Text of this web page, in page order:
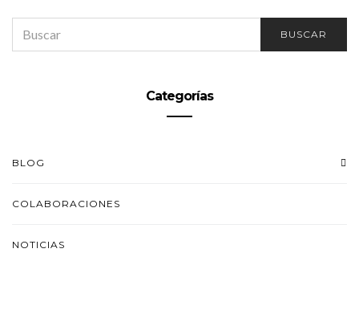
FOR:
BUSCAR
Categorías
BLOG
COLABORACIONES
NOTICIAS